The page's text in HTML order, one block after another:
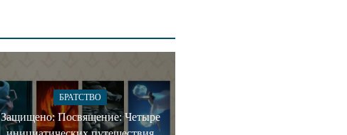
БРАТСТВО
Защищено: Посвящение: Четыре